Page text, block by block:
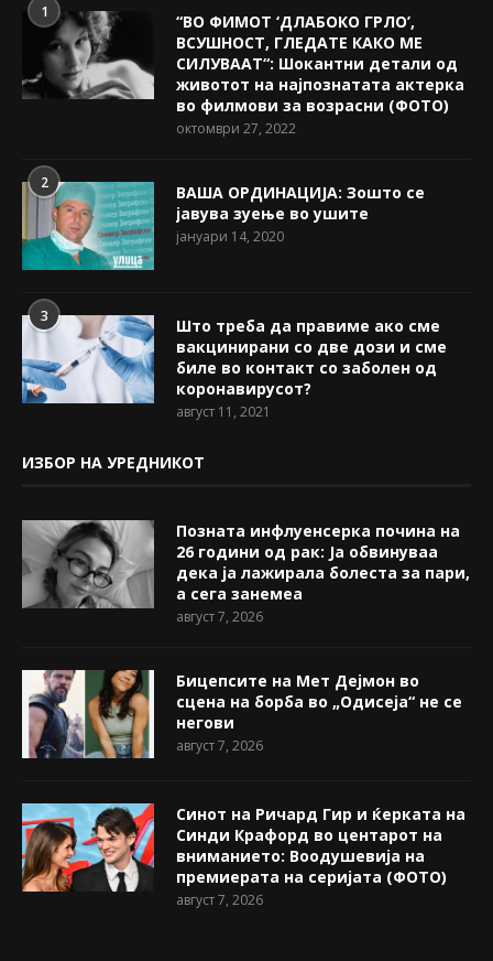
1
“ВО ФИМОТ ‘ДЛАБОКО ГРЛО’,
ВСУШНОСТ, ГЛЕДАТЕ КАКО МЕ
СИЛУВААТ“: Шокантни детали од
животот на најпознатата актерка
во филмови за возрасни (ФОТО)
октомври 27, 2022
2
ВАША ОРДИНАЦИЈА: Зошто се
јавува зуење во ушите
јануари 14, 2020
3
Што треба да правиме ако сме
вакцинирани со две дози и сме
биле во контакт со заболен од
коронавирусот?
август 11, 2021
ИЗБОР НА УРЕДНИКОТ
Позната инфлуенсерка почина на
26 години од рак: Ја обвинуваа
дека ја лажирала болеста за пари,
а сега занемеа
август 7, 2026
Бицепсите на Мет Дејмон во
сцена на борба во „Одисеја“ не се
негови
август 7, 2026
Синот на Ричард Гир и ќерката на
Синди Крафорд во центарот на
вниманието: Воодушевија на
премиерата на серијата (ФОТО)
август 7, 2026